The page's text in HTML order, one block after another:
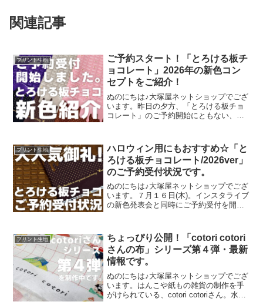
関連記事
プリント生地
ご予約スタート！「とろける板チ
ョコレート」2026年の新色コン
セプトをご紹介！
ぬのにちは♪大塚屋ネットショップでござ
います。昨日の夕方、「とろける板チョ
コレート」のご予約開始にともない、イ
ます。およそ30分程度です。この投稿を
Instagramで見
プリント生地
ハロウィン用にもおすすめ☆「と
ろける板チョコレート/2026ver」
のご予約受付状況です。
ぬのにちは♪大塚屋ネットショップでござ
います。７月１６日(木)。インスタライブ
の新色発表会と同時にご予約受付を開始
ョン。「復刻カラー３色」と「新色３
色」の全６色にて展
プリント生地
ちょっぴり公開！「cotori cotori
さんの布」シリーズ第４弾・最新
情報です。
ぬのにちは♪大塚屋ネットショップでござ
います。はんこや紙もの雑貨の制作を手
がけられている、cotori cotoriさん。水彩